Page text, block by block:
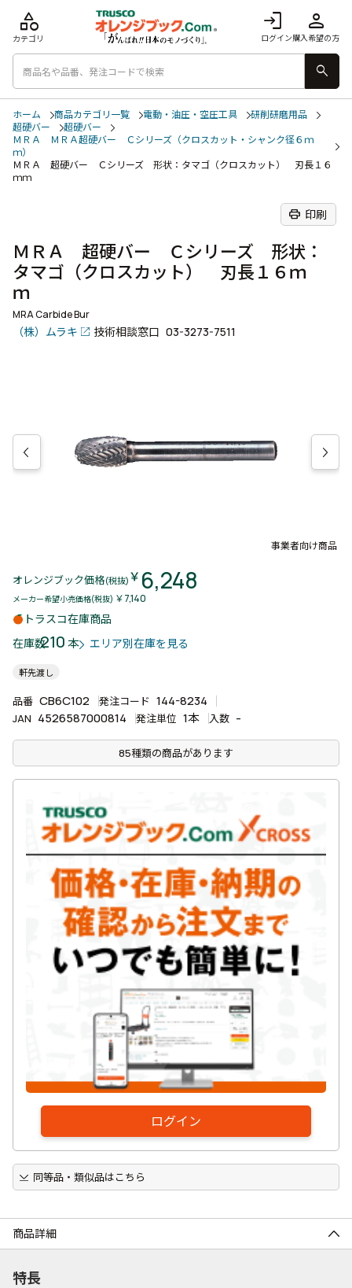
login
ログイン
person
購入希望の方
category
カテゴリ
search
ホーム 商品カテゴリ一覧 電動・油圧・空圧工具
研削研磨用品
超硬バー
超硬バー
ＭＲＡ ＭＲＡ超硬バー Ｃシリーズ（クロスカット・シャンク径６ｍ
ｍ）
ＭＲＡ 超硬バー Ｃシリーズ 形状：タマゴ（クロスカット） 刃長１６
ｍｍ
print 印刷
ＭＲＡ 超硬バー Ｃシリーズ 形状：
タマゴ（クロスカット） 刃長１６ｍ
ｍ
MRA Carbide Bur
（株）ムラキ 技術相談窓口 03-3273-7511
事業者向け商品
オレンジブック価格(税抜) ￥ 6,248
メーカー希望小売価格(税抜) ￥7,140
トラスコ在庫商品
在庫数210本 エリア別在庫を見る
軒先渡し
品番 CB6C102 発注コード 144-8234
JAN 4526587000814 発注単位 1本 入数 -
85種類の商品があります
ログイン
同等品・類似品はこちら
商品詳細
特長